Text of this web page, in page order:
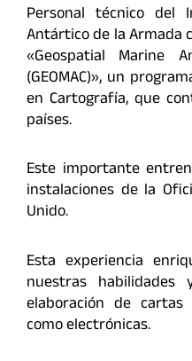
Personal técnico del
Antártico de la Armada
«Geospatial Marine
(GEOMAC)», un
en Cartografía, que
países.
Este importante
instalaciones de la
Unido.
Esta experiencia
nuestras
elaboración de
como electrónicas.